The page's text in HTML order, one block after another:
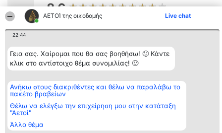
ΑΕΤΟΊ της οικοδομής Live chat
22:44
Γεια σας. Χαίρομαι που θα σας βοηθήσω! 🙂 Κάντε
κλικ στο αντίστοιχο θέμα συνομιλίας! 🙂
Ανήκω στους διακριθέντες και θέλω να παραλάβω το
πακέτο βραβείων
Θέλω να ελέγξω την επιχείρηση μου στην κατάταξη
"Αετοί"
Άλλο θέμα
8.6
κατάταξης
BEAUTIFUL COMPANY
Μονοπρόσωπη ΙΚΕ
ΤΗΛ. ΕΠΙΚΟΙΝΩΝΙΑΣ:
email:
aetoi@beautifulcompany.co
Λίστα όλων
των
διακριθέντων
Όροι &
ΠΟΛΙΤΙΚΗ
ΑΠΟΡΡΗΤΟΥ
Επικοινωνία